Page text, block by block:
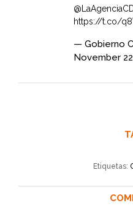
https://t.co/
— Gobierno
November
Etiquetas: